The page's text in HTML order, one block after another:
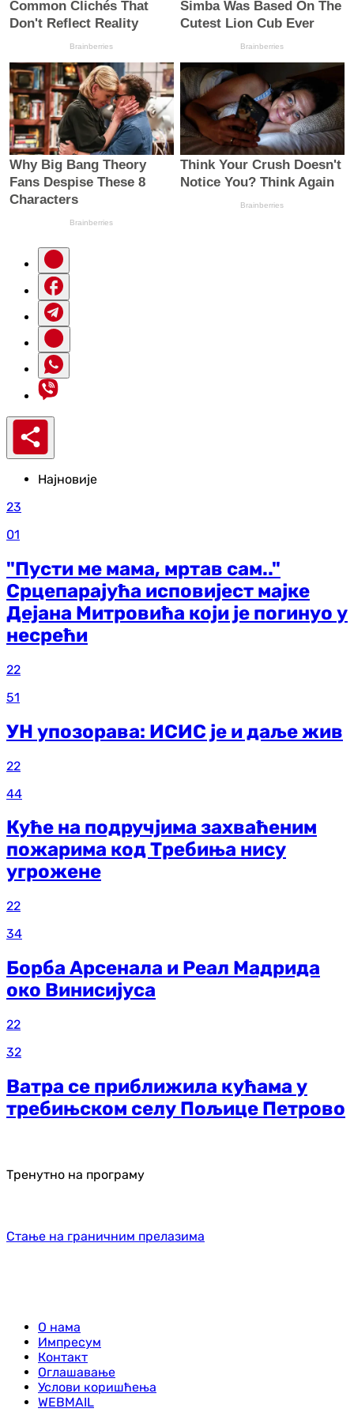
Најновије
23
01
"Пусти ме мама, мртав сам.."
Срцепарајућа исповијест мајке
Дејана Митровића који је погинуо у
несрећи
22
51
УН упозорава: ИСИС је и даље жив
22
44
Куће на подручјима захваћеним
пожарима код Требиња нису
угрожене
22
34
Борба Арсенала и Реал Мадрида
око Винисијуса
22
32
Ватра се приближила кућама у
требињском селу Пољице Петрово
Тренутно на програму
Стање на граничним прелазима
О нама
Импресум
Контакт
Оглашавање
Услови коришћења
WEBMAIL